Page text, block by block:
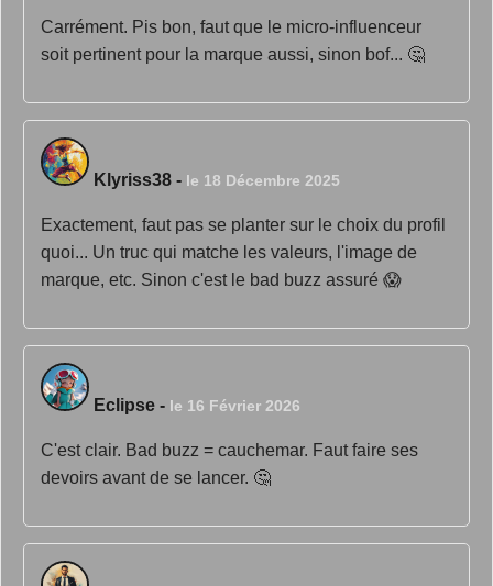
Carrément. Pis bon, faut que le micro-influenceur
soit pertinent pour la marque aussi, sinon bof... 🤔
Klyriss38 - le 18 Décembre 2025
Exactement, faut pas se planter sur le choix du profil
quoi... Un truc qui matche les valeurs, l'image de
marque, etc. Sinon c'est le bad buzz assuré 😱
Eclipse - le 16 Février 2026
C'est clair. Bad buzz = cauchemar. Faut faire ses
devoirs avant de se lancer. 🤔